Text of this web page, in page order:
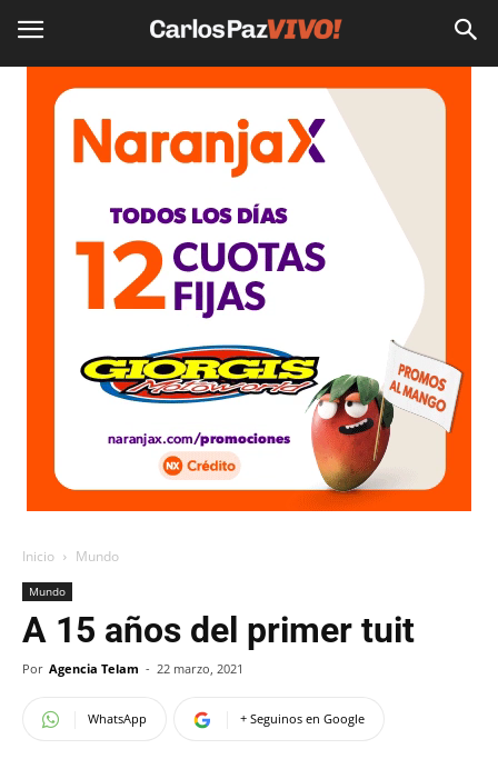
Inicio Mundo
Mundo
A 15 años del primer tuit
Por Agencia Telam - 22 marzo, 2021
WhatsApp + Seguinos en Google